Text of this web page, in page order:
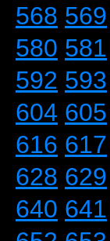
568 569
580 581
592 593
604 605
616 617
628 629
640 641